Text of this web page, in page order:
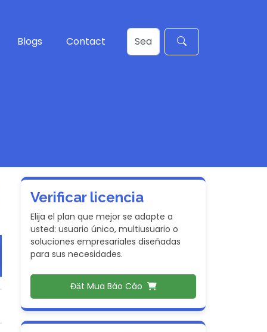
Blogs Contact
Verificar licencia
Elija el plan que mejor se adapte a
usted: usuario único, multiusuario o
soluciones empresariales diseñadas
para sus necesidades.
Đặt Mua Báo Cáo